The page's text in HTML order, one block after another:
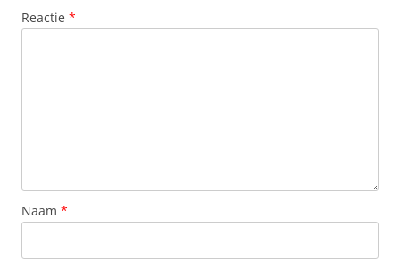
Reactie *
Naam *